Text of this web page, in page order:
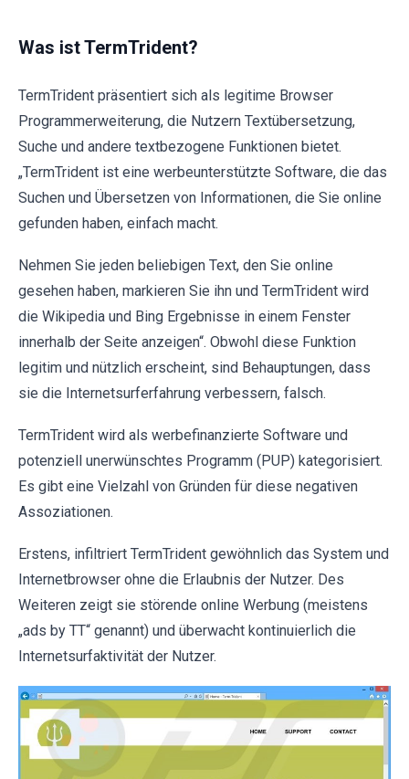
Was ist TermTrident?
TermTrident präsentiert sich als legitime Browser
Programmerweiterung, die Nutzern Textübersetzung,
Suche und andere textbezogene Funktionen bietet.
„TermTrident ist eine werbeunterstützte Software, die das
Suchen und Übersetzen von Informationen, die Sie online
gefunden haben, einfach macht.
Nehmen Sie jeden beliebigen Text, den Sie online
gesehen haben, markieren Sie ihn und TermTrident wird
die Wikipedia und Bing Ergebnisse in einem Fenster
innerhalb der Seite anzeigen“. Obwohl diese Funktion
legitim und nützlich erscheint, sind Behauptungen, dass
sie die Internetsurferfahrung verbessern, falsch.
TermTrident wird als werbefinanzierte Software und
potenziell unerwünschtes Programm (PUP) kategorisiert.
Es gibt eine Vielzahl von Gründen für diese negativen
Assoziationen.
Erstens, infiltriert TermTrident gewöhnlich das System und
Internetbrowser ohne die Erlaubnis der Nutzer. Des
Weiteren zeigt sie störende online Werbung (meistens
„ads by TT“ genannt) und überwacht kontinuierlich die
Internetsurfaktivität der Nutzer.